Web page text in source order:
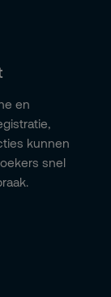
en
kunnen
snel